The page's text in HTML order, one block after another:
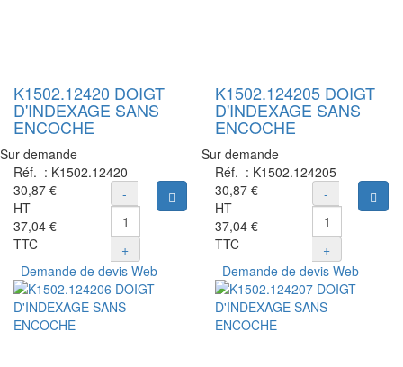
K1502.12420 DOIGT
D'INDEXAGE SANS
ENCOCHE
Sur demande
Réf. : K1502.12420
30,87 €
HT
37,04 €
TTC
-
+
Ajouter au panier
K1502.124205 DOIGT
D'INDEXAGE SANS
ENCOCHE
Sur demande
Réf. : K1502.124205
30,87 €
HT
37,04 €
TTC
-
+
Demande de devis Web Demande de devis Web